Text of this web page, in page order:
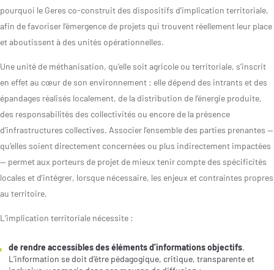
S’INFORMER
L’actualité du
Citoyen·ne·s
pourquoi le Geres co-construit des dispositifs d’implication territoriale,
afin de favoriser l’émergence de projets qui trouvent réellement leur place
et aboutissent à des unités opérationnelles.
Une unité de méthanisation, qu’elle soit agricole ou territoriale, s’inscrit
en effet au cœur de son environnement : elle dépend des intrants et des
épandages réalisés localement, de la distribution de l’énergie produite,
des responsabilités des collectivités ou encore de la présence
d’infrastructures collectives. Associer l’ensemble des parties prenantes —
qu’elles soient directement concernées ou plus indirectement impactées
— permet aux porteurs de projet de mieux tenir compte des spécificités
locales et d’intégrer, lorsque nécessaire, les enjeux et contraintes propres
au territoire.
L’implication territoriale nécessite :
de rendre accessibles des éléments d’informations objectifs.
L’information se doit d’être pédagogique, critique, transparente et